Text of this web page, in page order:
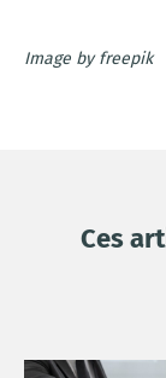
Image by freepik
Ces